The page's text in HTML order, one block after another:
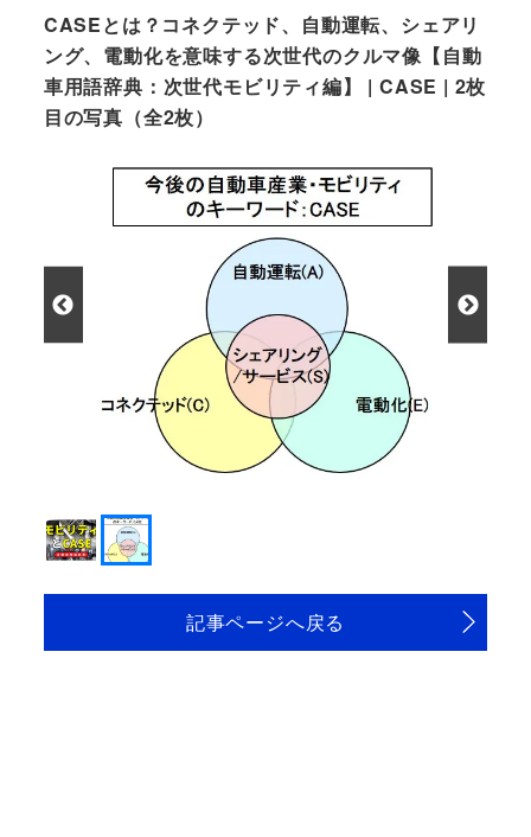
CASEとは？コネクテッド、自動運転、シェアリ
ング、電動化を意味する次世代のクルマ像【自動
車用語辞典：次世代モビリティ編】 | CASE | 2枚
目の写真（全2枚）
記事ページへ戻る